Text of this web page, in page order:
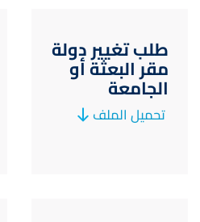
طلب تغيير دولة
مقر البعثة أو
الجامعة
تحميل الملف